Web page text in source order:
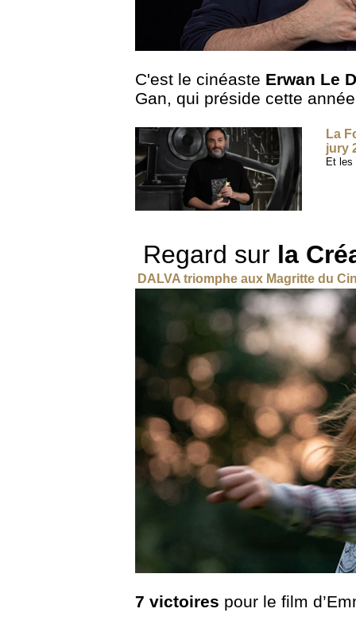
C'est le cinéaste Erwan Le
Gan, qui préside cette
La
jury
Et
Regard sur la
DALVA triomphe aux Magritte du
7 victoires pour le film